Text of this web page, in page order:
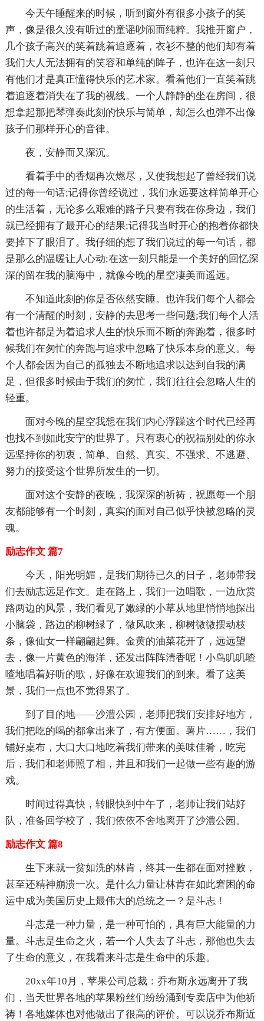
今天午睡醒来的时候，听到窗外有很多小孩子的笑
声，像是很久没有听过的童谣吵闹而纯粹。我推开窗户，
几个孩子高兴的笑着跳着追逐着，衣衫不整的他们却有着
我们大人无法拥有的笑容和单纯的眸子，也许在这一刻只
有他们才是真正懂得快乐的艺术家。看着他们一直笑着跳
着追逐着消失在了我的视线。一个人静静的坐在房间，很
想拿起那把琴弹奏此刻的快乐与简单，却怎么也弹不出像
孩子们那样开心的音律。
夜，安静而又深沉。
看着手中的香烟再次燃尽，又使我想起了曾经我们说
过的每一句话;记得你曾经说过，我们永远要这样简单开心
的生活着，无论多么艰难的路子只要有我在你身边，我们
就已经拥有了最开心的结果;记得我当时开心的抱着你都快
要掉下了眼泪了。我仔细的想了我们说过的每一句话，都
是那么的温暖让人心动;在这一刻只能是一个美好的回忆深
深的留在我的脑海中，就像今晚的星空凄美而遥远。
不知道此刻的你是否依然安睡。也许我们每个人都会
有一个清醒的时刻，安静的去思考一些问题;我们每个人活
着也许都是为着追求人生的快乐而不断的奔跑着，很多时
候我们在匆忙的奔跑与追求中忽略了快乐本身的意义。每
个人都会因为自己的孤独去不断地追求以达到自我的满
足，但很多时候由于我们的匆忙，我们往往会忽略人生的
轻重。
面对今晚的星空我想在我们内心浮躁这个时代已经再
也找不到如此安宁的世界了。只有衷心的祝福别处的你永
远坚持你的初衷，简单、自然、真实、不强求、不逃避、
努力的接受这个世界所发生的一切。
面对这个安静的夜晚，我深深的祈祷，祝愿每一个朋
友都能够有一个时刻，真实的面对自己似乎快被忽略的灵
魂。
励志作文 篇7
今天，阳光明媚，是我们期待已久的日子，老师带我
们去励志远足作文。走在路上，我们一边唱歌，一边欣赏
路两边的风景，我们看见了嫩緑的小草从地里悄悄地探出
小脑袋，路边的柳树緑了，微风吹来，柳树微微摆动枝
条，像仙女一样翩翩起舞。金黄的油菜花开了，远远望
去，像一片黄色的海洋，还发出阵阵清香呢！小鸟叽叽喳
喳地唱着好听的歌，好像在欢迎我们的到来。看了这美
景，我们一点也不觉得累了。
到了目的地——沙澧公园，老师把我们安排好地方，
我们把吃的喝的都拿出来了，有方便面。薯片……，我们
铺好桌布，大口大口地吃着我们带来的美味佳肴，吃完
后，我们和老师照了相，并且和我们一起做一些有趣的游
戏。
时间过得真快，转眼快到中午了，老师让我们站好
队，准备回学校了，我们依依不舍地离开了沙澧公园。
励志作文 篇8
生下来就一贫如洗的林肯，终其一生都在面对挫败，
甚至还精神崩溃一次。是什么力量让林肯在如此窘困的命
运中成为美国历史上最伟大的总统之一？是斗志！
斗志是一种力量，是一种可怕的，具有巨大能量的力
量。斗志是生命之火，若一个人失去了斗志，那他也失去
了生命的意义，在我看来斗志是生命中的乐趣。
20xx年10月，苹果公司总裁：乔布斯永远离开了我
们，当天世界各地的苹果粉丝们纷纷涌到专卖店中为他祈
祷！各地媒体也对他做出了很高的评价。可以说乔布斯近